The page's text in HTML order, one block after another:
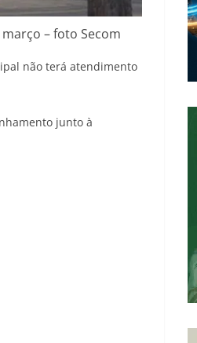
– foto Secom
não terá atendimento
junto à